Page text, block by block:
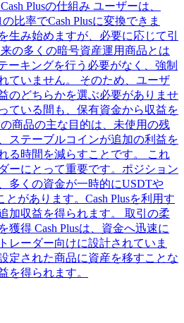
Plusの仕組み ユーザーは、
比率でCash Plusに変換できま
生み始めますが、必要に応じて引
の多くの暗号資産運用商品とは
ーキングを行う必要がなく、強制
ていません。 そのため、ユーザ
のどちらかを選ぶ必要がありませ
ている間も、保有資金から収益を
商品の主な目的は、未使用の残
ステーブルコインが追加の利益を
る時間を減らすことです。 これ
ーにとって重要です。ポジション
多くの資金が一時的にUSDTや
があります。Cash Plusを利用す
加収益を得られます。 取引の柔
獲得 Cash Plusは、資金へ迅速に
レーダー向けに設計されていま
定された商品に資産を移すことな
を得られます。